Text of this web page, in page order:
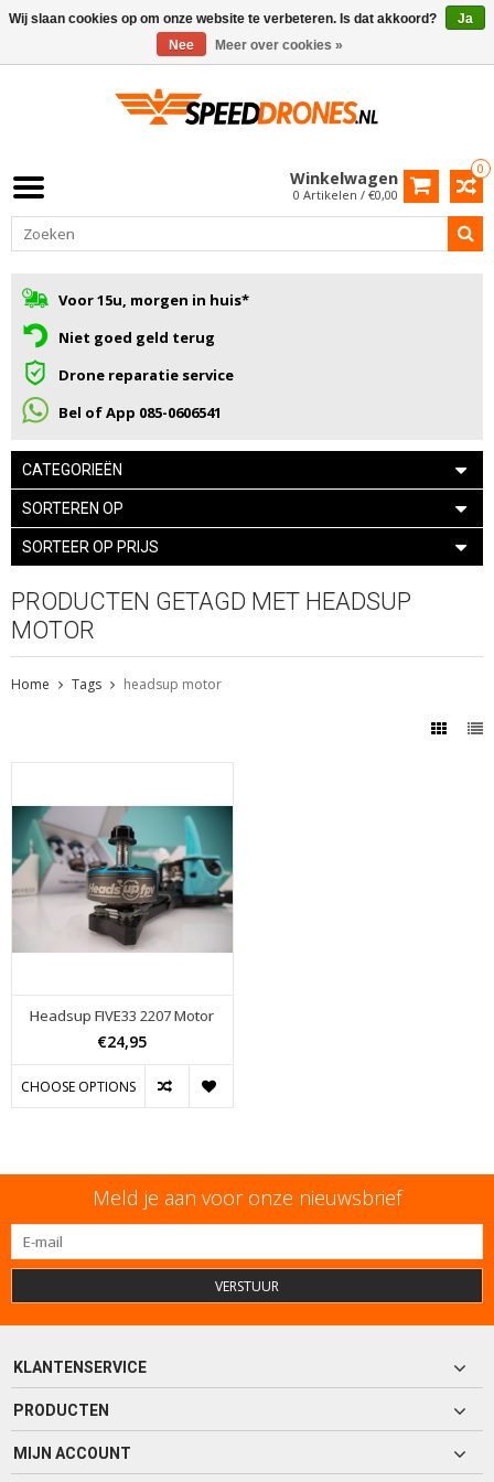
0
Winkelwagen
0 Artikelen / €0,00
Voor 15u, morgen in huis*
Niet goed geld terug
Drone reparatie service
Bel of App 085-0606541
CATEGORIEËN
SORTEREN OP
SORTEER OP PRIJS
PRODUCTEN GETAGD MET HEADSUP
MOTOR
Home Tags headsup motor
Headsup FIVE33 2207 Motor
€24,95
CHOOSE OPTIONS
Meld je aan voor onze nieuwsbrief
VERSTUUR
KLANTENSERVICE
PRODUCTEN
MIJN ACCOUNT
Wij slaan cookies op om onze website te verbeteren. Is dat akkoord?
Ja
Nee
Meer over cookies »